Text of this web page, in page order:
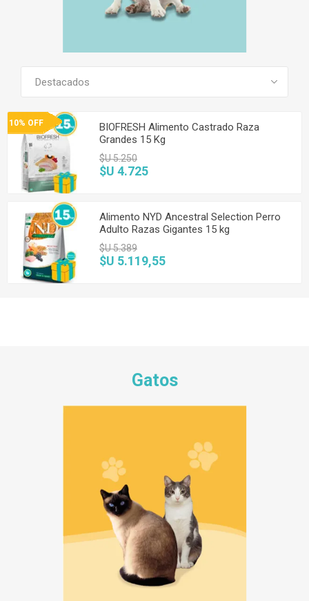
SEE ALL PRODUCTS
10% OFF
BIOFRESH Alimento Castrado Raza
Grandes 15 Kg
$U 5.250
$U 4.725
Alimento NYD Ancestral Selection Perro
Adulto Razas Gigantes 15 kg
$U 5.389
$U 5.119,55
Gatos